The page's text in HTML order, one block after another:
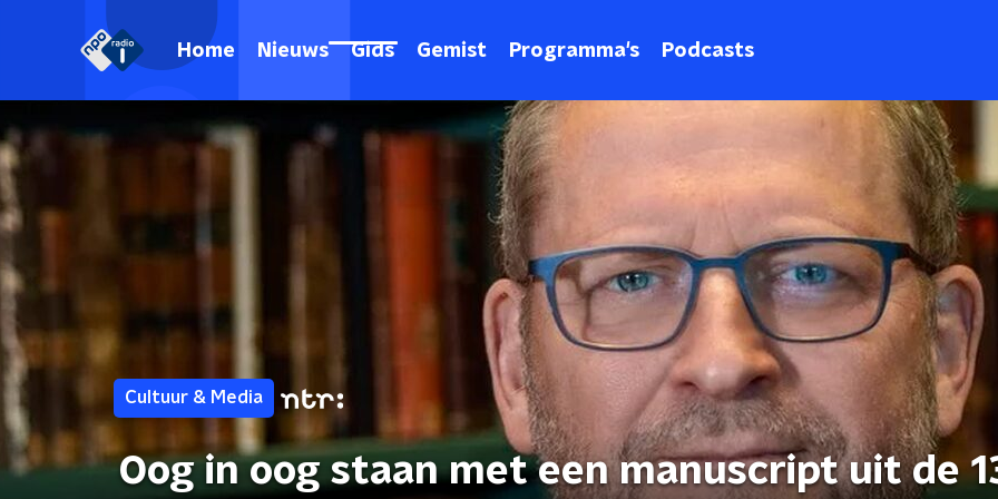
Home Nieuws Gids Gemist Programma's Podcasts
Cultuur & Media
Oog in oog staan met een manuscript uit de